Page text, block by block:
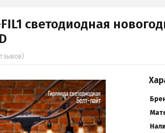
светодиодная